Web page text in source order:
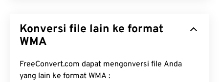
dengan format berkas MP3. WMA merupakan
codec audio sekaligus format audio. WMA telah
dengan beberapa versi terbaru:WMA Pro ,WMA
Lossless , danWMA Voice. WMA merupakan
Konversi file lain ke format
WMA
FreeConvert.com dapat mengonversi file Anda
yang lain ke format WMA :